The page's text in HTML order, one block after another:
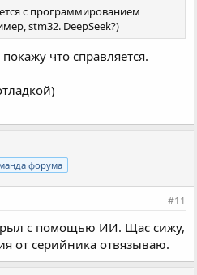
с программированием
stm32. DeepSeek?)
что справляется.
форума
#11
с помощью ИИ. Щас сижу,
от серийника отвязываю.